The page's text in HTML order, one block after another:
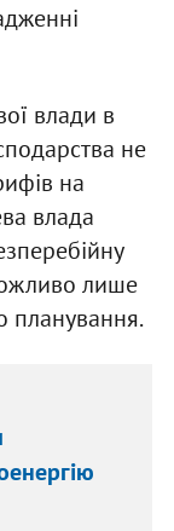
влади в
не
на
влада
лише
планування.